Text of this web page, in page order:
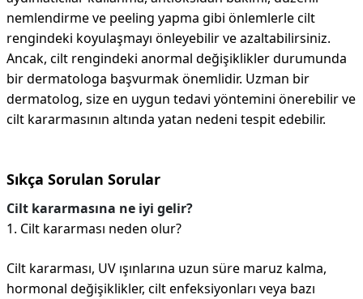
nemlendirme ve peeling yapma gibi önlemlerle cilt
rengindeki koyulaşmayı önleyebilir ve azaltabilirsiniz.
Ancak, cilt rengindeki anormal değişiklikler durumunda
bir dermatologa başvurmak önemlidir. Uzman bir
dermatolog, size en uygun tedavi yöntemini önerebilir ve
cilt kararmasının altında yatan nedeni tespit edebilir.
Sıkça Sorulan Sorular
Cilt kararmasına ne iyi gelir?
1. Cilt kararması neden olur?
Cilt kararması, UV ışınlarına uzun süre maruz kalma,
hormonal değişiklikler, cilt enfeksiyonları veya bazı